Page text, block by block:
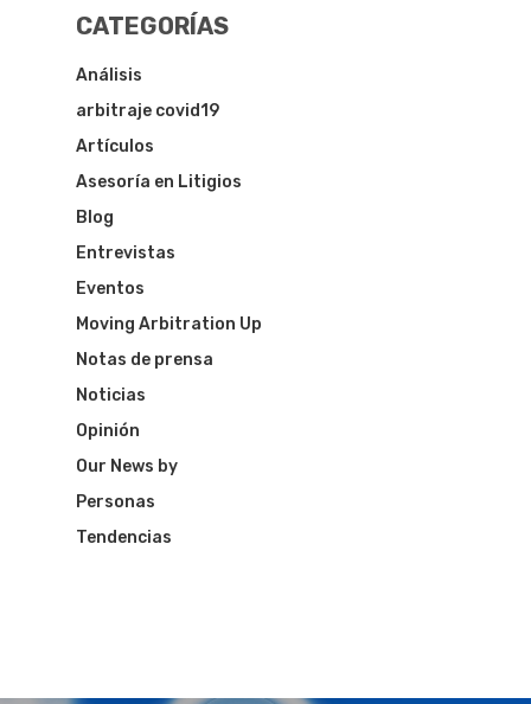
CATEGORÍAS
Análisis
arbitraje covid19
Artículos
Asesoría en Litigios
Blog
Entrevistas
Eventos
Moving Arbitration Up
Notas de prensa
Noticias
Opinión
Our News by
Personas
Tendencias